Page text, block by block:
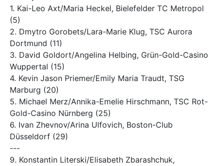
1. Kai-Leo Axt/Maria Heckel, Bielefelder TC Metropol
(5)
2. Dmytro Gorobets/Lara-Marie Klug, TSC Aurora
Dortmund (11)
3. David Goldort/Angelina Helbing, Grün-Gold-Casino
Wuppertal (15)
4. Kevin Jason Priemer/Emily Maria Traudt, TSG
Marburg (20)
5. Michael Merz/Annika-Emelie Hirschmann, TSC Rot-
Gold-Casino Nürnberg (25)
6. Ivan Zhevnov/Arina Ulfovich, Boston-Club
Düsseldorf (29)
---
9. Konstantin Literski/Elisabeth Zbarashchuk,